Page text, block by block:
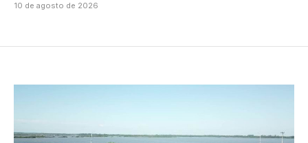
10 de agosto de 2026